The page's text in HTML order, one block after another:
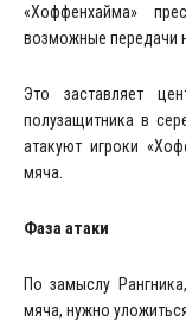
«Хоффенхайма»
возможные передачи
Это заставляет
полузащитника в
атакуют игроки
мяча.
Фаза атаки
По замыслу
мяча, нужно